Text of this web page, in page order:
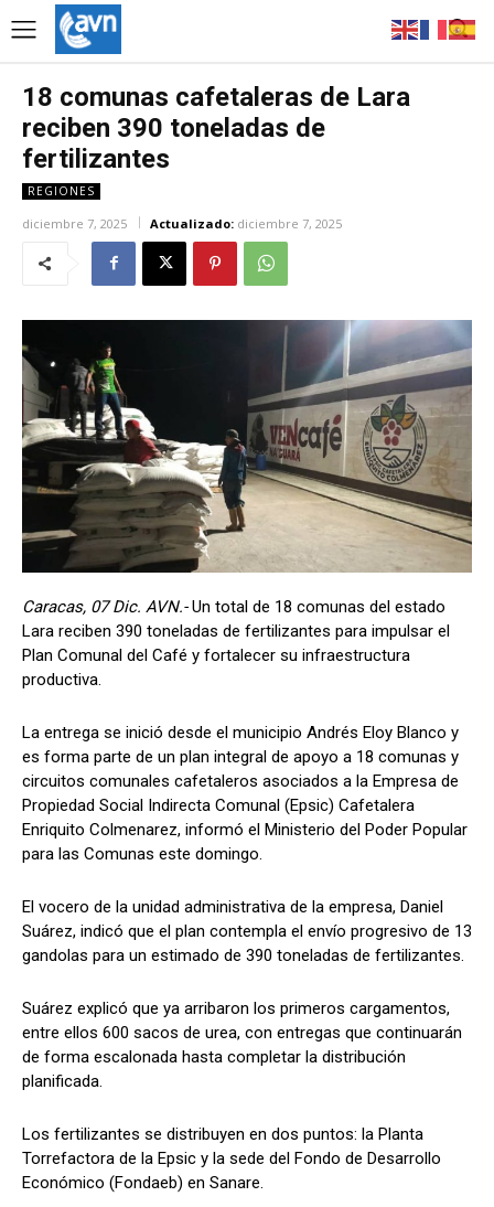
18 comunas cafetaleras de Lara
reciben 390 toneladas de
fertilizantes‎
REGIONES
diciembre 7, 2025 Actualizado: diciembre 7, 2025
Caracas, 07 Dic. AVN.-Un total de 18 comunas del estado
Lara reciben 390 toneladas de fertilizantes para impulsar el
Plan Comunal del Café y fortalecer su infraestructura
productiva.
La entrega se inició desde el municipio Andrés Eloy Blanco y
es forma parte de un plan integral de apoyo a 18 comunas y
circuitos comunales cafetaleros asociados a la Empresa de
Propiedad Social Indirecta Comunal (Epsic) Cafetalera
Enriquito Colmenarez, informó el Ministerio del Poder Popular
para las Comunas este domingo.
El vocero de la unidad administrativa de la empresa, ‎Daniel
Suárez, indicó que el plan contempla el envío progresivo de 13
gandolas para un estimado de 390 toneladas de fertilizantes.
Suárez explicó que ya arribaron los primeros cargamentos,
entre ellos 600 sacos de urea, con entregas que continuarán
de forma escalonada hasta completar la distribución
planificada.
Los fertilizantes se distribuyen en dos puntos: la Planta
Torrefactora de la Epsic y la sede del Fondo de Desarrollo
Económico (Fondaeb) en Sanare.